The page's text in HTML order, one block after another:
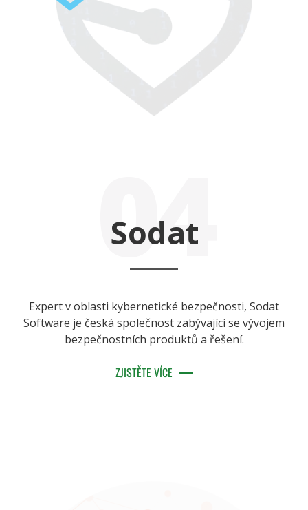
Sodat
04
Expert v oblasti kybernetické bezpečnosti, Sodat
Software je česká společnost zabývající se vývojem
bezpečnostních produktů a řešení.
ZJISTĚTE VÍCE